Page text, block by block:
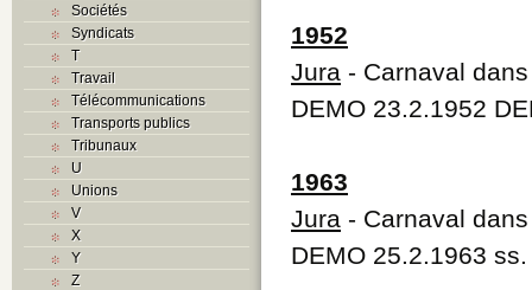
Sociétés
Syndicats
T
Travail
Télécommunications
Transports publics
Tribunaux
U
Unions
V
X
Y
Z
1952
Jura - Carnaval
DEMO 23.2.1952
1963
Jura - Carnaval
DEMO 25.2.1963 ss.